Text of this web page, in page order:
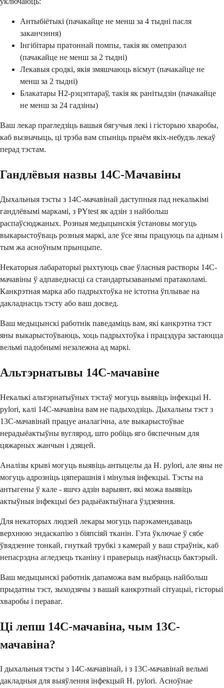
Антыбіётыкі (пачакайце не менш за 4 тыдні пасля
заканчэння)
Інгібітары пратоннай помпы, такія як омепразол
(пачакайце не менш за 2 тыдні)
Лекавыя сродкі, якія змяшчаюць вісмут (пачакайце не
менш за 2 тыдні)
Блакатары H2-рэцэптараў, такія як ранітыдзін (пачакайце
не менш за 24 гадзіны)
Ваш лекар прагледзіць вашыя бягучыя лекі і гісторыю хваробы,
каб вызначыць, ці трэба вам спыніць прыём якіх-небудзь лекаў
перад тэстам.
Гандлёвыя назвы 14C-Мачавіны
Дыхальныя тэсты з 14C-мачавінай даступныя пад некалькімі
гандлёвымі маркамі, з PYtest як адзін з найбольш
распаўсюджаных. Розныя медыцынскія ўстановы могуць
выкарыстоўваць розныя маркі, але ўсе яны працуюць па адным і
тым жа асноўным прынцыпе.
Некаторыя лабараторыі рыхтуюць свае ўласныя растворы 14C-
мачавіны ў адпаведнасці са стандартызаванымі пратаколамі.
Канкрэтная марка або падрыхтоўка не істотна ўплывае на
дакладнасць тэсту або ваш досвед.
Ваш медыцынскі работнік паведаміць вам, які канкрэтна тэст
яны выкарыстоўваюць, хоць падрыхтоўка і працэдура застаюцца
вельмі падобнымі незалежна ад маркі.
Альтэрнатывы 14C-мачавіне
Некалькі альтэрнатыўных тэстаў могуць выявіць інфекцыі H.
pylori, калі 14C-мачавіна вам не падыходзіць. Дыхальны тэст з
13C-мачавінай працуе аналагічна, але выкарыстоўвае
нерадыёактыўны вуглярод, што робіць яго бяспечным для
цяжарных жанчын і дзяцей.
Аналізы крыві могуць выявіць антыцелы да H. pylori, але яны не
могуць адрозніць цяперашнія і мінулыя інфекцыі. Тэсты на
антыгены ў кале - яшчэ адзін варыянт, які можа выявіць
актыўныя інфекцыі без радыёактыўнага ўздзеяння.
Для некаторых людзей лекары могуць парэкамендаваць
верхнюю эндаскапію з біяпсіяй тканін. Гэта ўключае ў сябе
ўвядзенне тонкай, гнуткай трубкі з камерай у ваш страўнік, каб
непасрэдна агледзець тканіну і праверыць наяўнасць бактэрый.
Ваш медыцынскі работнік дапаможа вам выбраць найбольш
прыдатны тэст, зыходзячы з вашай канкрэтнай сітуацыі, гісторыі
хваробы і пераваг.
Ці лепш 14C-мачавіна, чым 13C-
мачавіна?
І дыхальныя тэсты з 14C-мачавінай, і з 13C-мачавінай вельмі
дакладныя для выяўлення інфекцый H. pylori. Асноўнае